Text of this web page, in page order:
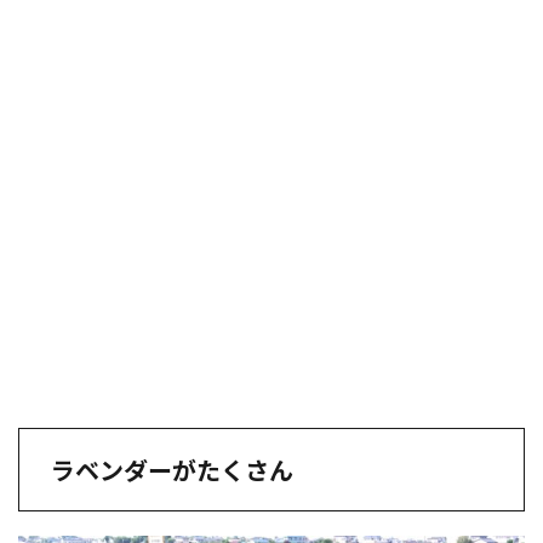
ラベンダーがたくさん